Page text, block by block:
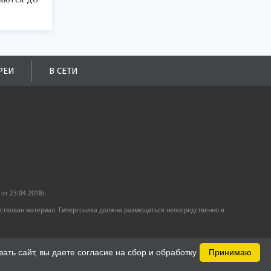
В СЕТИ
23.04.2018г.
материал. Гиперссылка должна размещаться непосредственно в
Принимаю
сайт, вы даете согласие на сбор и обработку